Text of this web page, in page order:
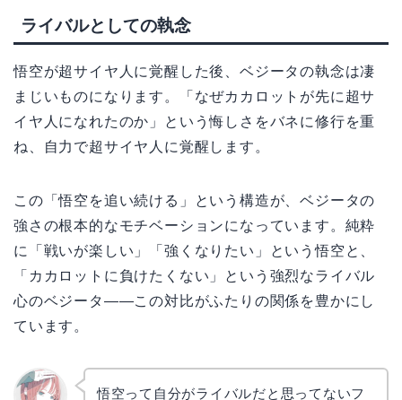
ライバルとしての執念
悟空が超サイヤ人に覚醒した後、ベジータの執念は凄
まじいものになります。「なぜカカロットが先に超サ
イヤ人になれたのか」という悔しさをバネに修行を重
ね、自力で超サイヤ人に覚醒します。
この「悟空を追い続ける」という構造が、ベジータの
強さの根本的なモチベーションになっています。純粋
に「戦いが楽しい」「強くなりたい」という悟空と、
「カカロットに負けたくない」という強烈なライバル
心のベジータ——この対比がふたりの関係を豊かにし
ています。
悟空って自分がライバルだと思ってないフ